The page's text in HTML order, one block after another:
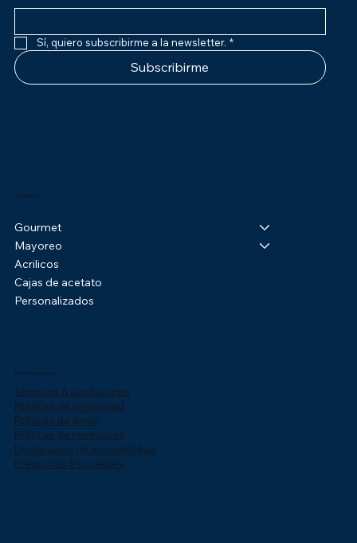
Sí, quiero subscribirme a la newsletter. *
Subscribirme
Productos
Gourmet
Mayoreo
Acrilicos
Cajas de acetato
Personalizados
Información Legal
Términos & condiciones
Póliticas de privacidad
Políticas de envío
Políticas de reembolso
Declaración de accesibilidad
Preguntas frecuentes